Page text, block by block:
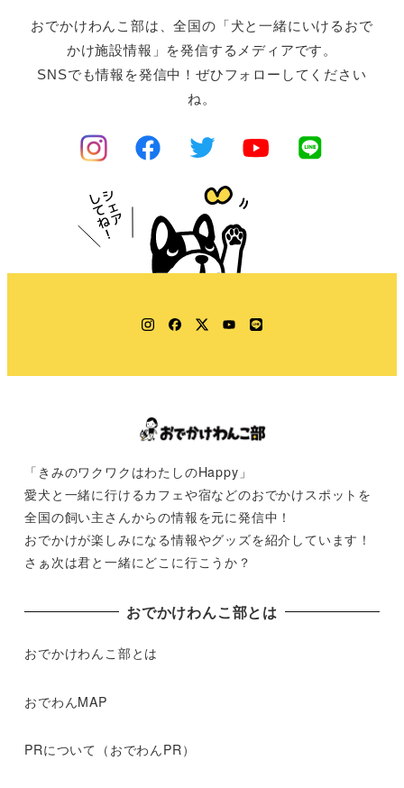
おでかけわんこ部は、全国の「犬と一緒にいけるおで
かけ施設情報」を発信するメディアです。
SNSでも情報を発信中！ぜひフォローしてください
ね。
Instagram
Facebook
TwitterYouTube
LINE
「きみのワクワクはわたしのHappy」
愛犬と一緒に行けるカフェや宿などのおでかけスポットを
全国の飼い主さんからの情報を元に発信中！
おでかけが楽しみになる情報やグッズを紹介しています！
さぁ次は君と一緒にどこに行こうか？
おでかけわんこ部とは
おでかけわんこ部とは
おでわんMAP
PRについて（おでわんPR）